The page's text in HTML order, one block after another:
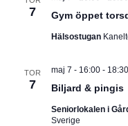
7 Gym öppet
Hälsostugan
TOR
7 Biljard & pingis
maj 7 - 16:00- 18:30
Seniorlokalen i
Sverige